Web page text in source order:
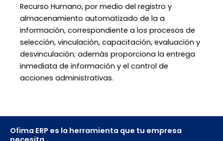
Recurso Humano, por medio del registro y
almacenamiento automatizado de la a
información, correspondiente a los procesos de
selección, vinculación, capacitación, evaluación y
desvinculación; además proporciona la entrega
inmediata de información y el control de
acciones administrativas.
Ofima ERP es la herramienta que tu empresa